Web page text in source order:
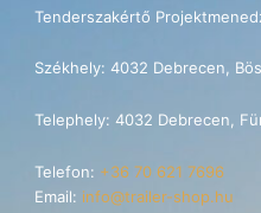
Tenderszakértő
Székhely: 4032 Debrecen,
Telephely: 4032 Debrecen,
Telefon: +36 70 621 7696
Email: info@trailer-shop.hu